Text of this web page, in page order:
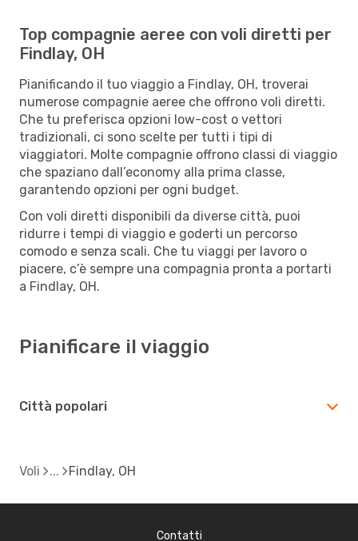
Top compagnie aeree con voli diretti per
Findlay, OH
Pianificando il tuo viaggio a Findlay, OH, troverai
numerose compagnie aeree che offrono voli diretti.
Che tu preferisca opzioni low-cost o vettori
tradizionali, ci sono scelte per tutti i tipi di
viaggiatori. Molte compagnie offrono classi di viaggio
che spaziano dall’economy alla prima classe,
garantendo opzioni per ogni budget.
Con voli diretti disponibili da diverse città, puoi
ridurre i tempi di viaggio e goderti un percorso
comodo e senza scali. Che tu viaggi per lavoro o
piacere, c’è sempre una compagnia pronta a portarti
a Findlay, OH.
Pianificare il viaggio
Città popolari
Voli Findlay, OH
Contatti